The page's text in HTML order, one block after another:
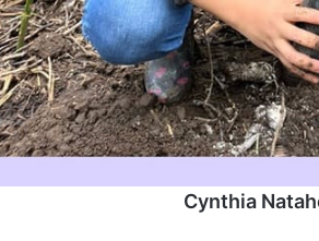
Cynthia
Nueva droga